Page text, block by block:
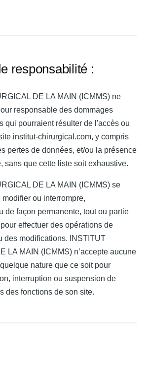
responsabilité :
DE LA MAIN (ICMMS) ne
responsable des dommages
qui pourraient résulter de l'accès ou
institut-chirurgical.com, y compris
pertes de données, et/ou la présence
sans que cette liste soit exhaustive.
DE LA MAIN (ICMMS) se
ou interrompre,
de façon permanente, tout ou partie
effectuer des opérations de
des modifications. INSTITUT
LA MAIN (ICMMS) n’accepte aucune
nature que ce soit pour
interruption ou suspension de
des fonctions de son site.